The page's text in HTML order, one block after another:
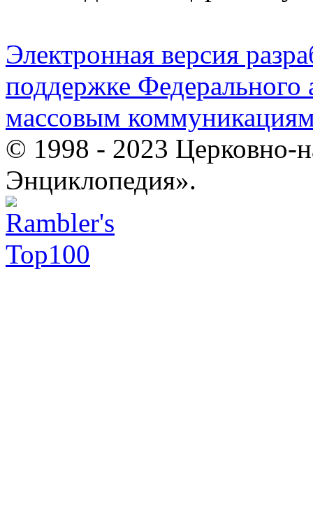
Электронная версия
поддержке Федерального
массовым
© 1998 - 2023 Церковно-
Энциклопедия».